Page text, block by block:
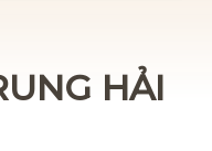
HẢI